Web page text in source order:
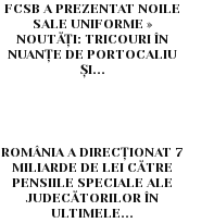
FCSB A PREZENTAT NOILE
SALE UNIFORME »
NOUTĂȚI: TRICOURI ÎN
NUANȚE DE PORTOCALIU
ȘI...
ROMÂNIA A DIRECȚIONAT 7
MILIARDE DE LEI CĂTRE
PENSIILE SPECIALE ALE
JUDECĂTORILOR ÎN
ULTIMELE...